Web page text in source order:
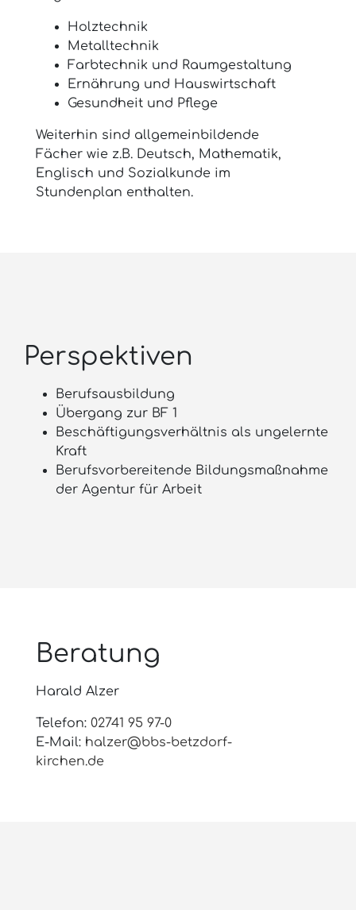
Holztechnik
Metalltechnik
Farbtechnik und Raumgestaltung
Ernährung und Hauswirtschaft
Gesundheit und Pflege
Weiterhin sind allgemeinbildende
Fächer wie z.B. Deutsch, Mathematik,
Englisch und Sozialkunde im
Stundenplan enthalten.
Perspektiven
Berufsausbildung
Übergang zur BF 1
Beschäftigungsverhältnis als ungelernte
Kraft
Berufsvorbereitende Bildungsmaßnahme
der Agentur für Arbeit
Beratung
Harald Alzer
Telefon: 02741 95 97-0
E-Mail: halzer@bbs-betzdorf-
kirchen.de